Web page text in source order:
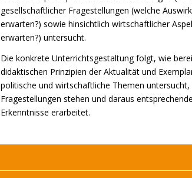
gesellschaftlicher Fragestellungen (welche
erwarten?) sowie hinsichtlich wirtschaftlicher
erwarten?) untersucht.
Die konkrete Unterrichtsgestaltung folgt, wie
didaktischen Prinzipien der Aktualität und
politische und wirtschaftliche Themen
Fragestellungen stehen und daraus
Erkenntnisse erarbeitet.